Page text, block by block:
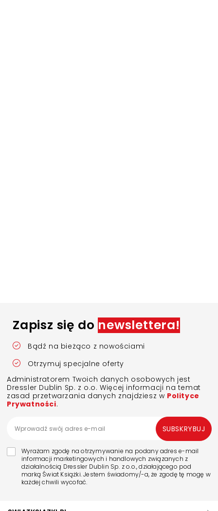
Zapisz się do newslettera!
Bądź na bieżąco z nowościami
Otrzymuj specjalne oferty
Administratorem Twoich danych osobowych jest
Dressler Dublin Sp. z o.o. Więcej informacji na temat
zasad przetwarzania danych znajdziesz w Polityce
Prywatności.
Wyrażam zgodę na otrzymywanie na podany adres e-mail
informacji marketingowych i handlowych związanych z
działalnością Dressler Dublin Sp. z o.o., działającego pod
marką Świat Książki. Jestem świadomy/-a, że zgodę tę mogę w
każdej chwili wycofać.
SUBSKRYBUJ